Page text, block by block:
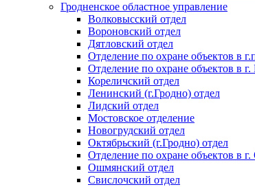
Гродненское областное управление
Волковысский отдел
Вороновский отдел
Дятловский отдел
Отделение по охране объектов в
Отделение по охране объектов в
Кореличский отдел
Ленинский (г.Гродно) отдел
Лидский отдел
Мостовское отделение
Новогрудский отдел
Октябрьский (г.Гродно) отдел
Отделение по охране объектов в
Ошмянский отдел
Свислочский отдел